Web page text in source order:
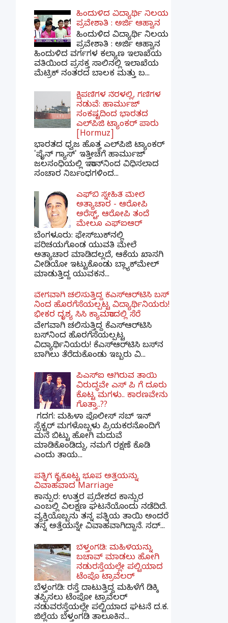
ಹಿಂದುಳಿದ ವಿದ್ಯಾರ್ಥಿ ನಿಲಯ
ಪ್ರವೇಶಾತಿ : ಅರ್ಜಿ ಆಹ್ವಾನ
ಹಿಂದುಳಿದ ವಿದ್ಯಾರ್ಥಿ ನಿಲಯ
ಪ್ರವೇಶಾತಿ : ಅರ್ಜಿ ಆಹ್ವಾನ
ಹಿಂದುಳಿದ ವರ್ಗಗಳ ಕಲ್ಯಾಣ ಇಲಾಖೆಯ
ವತಿಯಿಂದ ಪ್ರಸಕ್ತ ಸಾಲಿನಲ್ಲಿ ಇಲಾಖೆಯ
ಮೆಟ್ರಿಕ್ ನಂತರದ ಬಾಲಕ ಮತ್ತು ಬ...
ಕ್ಷಿಪಣಿಗಳ ನೆರಳಲ್ಲಿ, ಗಣಿಗಳ
ನಡುವೆ: ಹಾರ್ಮುಜ್
ಸಂಕಷ್ಟದಿಂದ ಭಾರತದ
ಎಲ್‌ಪಿಜಿ ಟ್ಯಾಂಕರ್ ಪಾರು
[Hormuz]
ಭಾರತದ ಧ್ವಜ ಹೊತ್ತ ಎಲ್‌ಪಿಜಿ ಟ್ಯಾಂಕರ್
'ಪೈನ್ ಗ್ಯಾಸ್' ಇತ್ತೀಚೆಗೆ ಹಾರ್ಮುಜ್
ಜಲಸಂಧಿಯಲ್ಲಿ ಇರಾನ್‌ನಿಂದ ವಿಧಿಸಲಾದ
ಸಂಚಾರ ನಿರ್ಬಂಧಗಳಿಂದ...
ಎಫ್‌ಬಿ ಸ್ನೇಹಿತೆ ಮೇಲೆ
ಅತ್ಯಾಚಾರ - ಆರೋಪಿ
ಅರೆಸ್ಟ್, ಆರೋಪಿ ತಂದೆ
ಮೇಲೂ ಎಫ್ಐಆರ್
ಬೆಂಗಳೂರು: ಫೇಸ್‌ಬುಕ್‌ನಲ್ಲಿ
ಪರಿಚಯಗೊಂಡ ಯುವತಿ ಮೇಲೆ
ಅತ್ಯಾಚಾರ ಮಾಡಿದಲ್ಲದೆ, ಆಕೆಯ ಖಾಸಗಿ
ವೀಡಿಯೋ ಇಟ್ಟುಕೊಂಡು ಬ್ಲ್ಯಾಕ್‌ಮೇಲ್
ಮಾಡುತ್ತಿದ್ದ ಯುವಕನ...
ವೇಗವಾಗಿ ಚಲಿಸುತ್ತಿದ್ದ ಕೆಎಸ್​ಆರ್​ಟಿಸಿ ಬಸ್​
ನಿಂದ ಹೊರಗೆಸೆಯಲ್ಪಟ್ಟ ವಿದ್ಯಾರ್ಥಿನಿಯರು!
ಭೀಕರ ದೃಶ್ಯ ಸಿಸಿ ಕ್ಯಾಮರಾದಲ್ಲಿ ಸೆರೆ
ವೇಗವಾಗಿ ಚಲಿಸುತ್ತಿದ್ದ ಕೆಎಸ್‌ಆರ್‌ಟಿಸಿ
ಬಸ್‌ನಿಂದ ಹೊರಗೆಸೆಯಲ್ಪಟ್ಟ
ವಿದ್ಯಾರ್ಥಿನಿಯರು! ಕೆಎಸ್‌ಆರ್‌ಟಿಸಿ ಬಸ್‌ನ
ಬಾಗಿಲು ತೆರೆದುಕೊಂಡು ಇಬ್ಬರು ವಿ...
ಪಿಎಸ್​ಐ ಆಗಿರುವ ತಾಯಿ
ವಿರುದ್ಧವೇ ಎಸ್ ಪಿ ಗೆ ದೂರು
ಕೊಟ್ಟ ಮಗಳು.. ಕಾರಣವೇನು
ಗೊತ್ತಾ..??
ಗದಗ​: ಮಹಿಳಾ ಪೊಲೀಸ್​ ಸಬ್ ​ಇನ್​
ಸ್ಪೆಕ್ಟರ್​ ಮಗಳೊಬ್ಬಳು ಪ್ರಿಯಕರನೊಂದಿಗೆ
ಮನೆ ಬಿಟ್ಟು ಹೋಗಿ ಮದುವೆ
ಮಾಡಿಕೊಂಡಿದ್ದು, ನಮಗೆ ರಕ್ಷಣೆ ಕೊಡಿ
ಎಂದು ತಾಯ...
ಪತ್ನಿಗೆ ಕೈಕೊಟ್ಟ ಭೂಪ ಅತ್ತೆಯನ್ನು
ವಿವಾಹವಾದ Marriage
ಕಾನ್ಪುರ: ಉತ್ತರ ಪ್ರದೇಶದ ಕಾನ್ಪುರ
ಎಂಬಲ್ಲಿ ವಿಲಕ್ಷಣ ಘಟನೆಯೊಂದು ನಡೆದಿದೆ.
ವ್ಯಕ್ತಿಯೊಬ್ಬನು ತನ್ನ ಪತ್ನಿಯ ತಾಯಿ ಅಂದರೆ
ತನ್ನ ಅತ್ತೆಯನ್ನೇ ವಿವಾಹವಾಗಿದ್ದಾನೆ. ಸದ್...
ಬೆಳ್ತಂಗಡಿ: ಮಹಿಳೆಯನ್ನು
ಬಚಾವ್ ಮಾಡಲು ಹೋಗಿ
ನಡುರಸ್ತೆಯಲ್ಲೇ ಪಲ್ಟಿಯಾದ
ಟೆಂಪೊ ಟ್ರಾವೆಲರ್
ಬೆಳ್ತಂಗಡಿ: ರಸ್ತೆ ದಾಟುತ್ತಿದ್ದ ಮಹಿಳೆಗೆ ಡಿಕ್ಕಿ
ತಪ್ಪಿಸಲು ಟೆಂಪೋ ಟ್ರಾವೆಲರ್
ನಡುವರಸ್ತೆಯಲ್ಲೇ ಪಲ್ಟಿಯಾದ ಘಟನೆ ದ.ಕ.
ಜಿಲ್ಲೆಯ ಬೆಳ್ತಂಗಡಿ ತಾಲೂಕಿನ...